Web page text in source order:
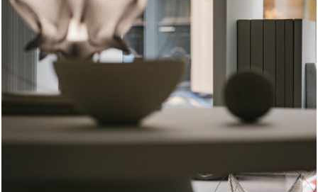
QUAND LE TEXTILE DEVIENT LUMIÈRE